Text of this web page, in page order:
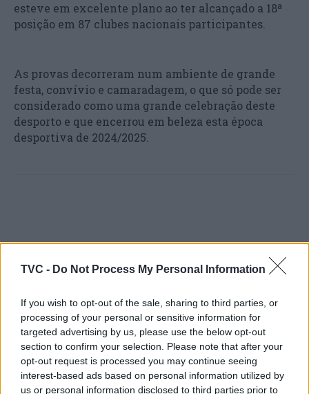
TVC - Do Not Process My Personal Information
If you wish to opt-out of the sale, sharing to third parties, or
processing of your personal or sensitive information for
targeted advertising by us, please use the below opt-out
section to confirm your selection. Please note that after your
opt-out request is processed you may continue seeing
interest-based ads based on personal information utilized by
us or personal information disclosed to third parties prior to
esteve em excelente plano ao ter alcançado a 18ª
posição em 87 clubes nacionais participantes.
As provas decorreram num ambiente de grande
festa, convívio e camaradagem, o que só pode ser
considerado como uma grande celebração deste
desporto e que encerrou em beleza esta época
desportiva de 2024/2025.
Atelier de Reciclagem
sensibiliza crianças em
Montemor-o-Velho
8 Títulos de campeão
interdistrital
conquistados pelos atletas
de Estarreja